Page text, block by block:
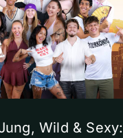
Wild & Sexy: